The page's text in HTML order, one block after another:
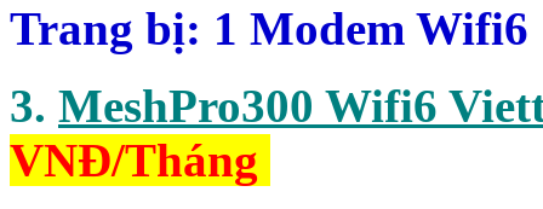
Trang bị: 1 Modem Wifi6
3. MeshPro300 Wifi6
VNĐ/Tháng